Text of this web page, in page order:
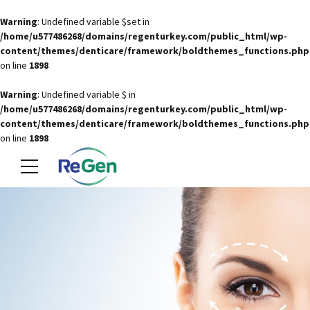
Warning: Undefined variable $set in
/home/u577486268/domains/regenturkey.com/public_html/wp-
content/themes/denticare/framework/boldthemes_functions.php
on line 1898
Warning: Undefined variable $ in
/home/u577486268/domains/regenturkey.com/public_html/wp-
content/themes/denticare/framework/boldthemes_functions.php
on line 1898